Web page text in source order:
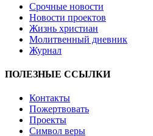
Срочные новости
Новости проектов
Жизнь христиан
Молитвенный дневник
Журнал
ПОЛЕЗНЫЕ ССЫЛКИ
Контакты
Пожертвовать
Проекты
Символ веры